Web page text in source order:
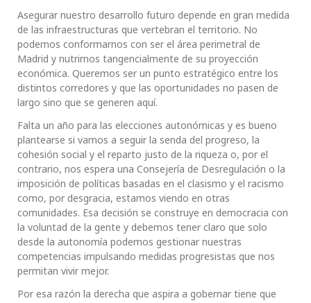
Asegurar nuestro desarrollo futuro depende en gran medida
de las infraestructuras que vertebran el territorio. No
podemos conformarnos con ser el área perimetral de
Madrid y nutrirnos tangencialmente de su proyección
económica. Queremos ser un punto estratégico entre los
distintos corredores y que las oportunidades no pasen de
largo sino que se generen aquí.
Falta un año para las elecciones autonómicas y es bueno
plantearse si vamos a seguir la senda del progreso, la
cohesión social y el reparto justo de la riqueza o, por el
contrario, nos espera una Consejería de Desregulación o la
imposición de políticas basadas en el clasismo y el racismo
como, por desgracia, estamos viendo en otras
comunidades. Esa decisión se construye en democracia con
la voluntad de la gente y debemos tener claro que solo
desde la autonomía podemos gestionar nuestras
competencias impulsando medidas progresistas que nos
permitan vivir mejor.
Por esa razón la derecha que aspira a gobernar tiene que